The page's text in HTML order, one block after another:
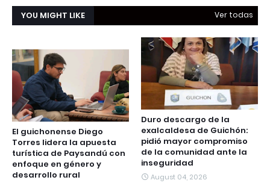
YOU MIGHT LIKE Ver todas
El guichonense Diego
Torres lidera la apuesta
turística de Paysandú con
enfoque en género y
desarrollo rural
Duro descargo de la
exalcaldesa de Guichón:
pidió mayor compromiso
de la comunidad ante la
inseguridad
August 04, 2026